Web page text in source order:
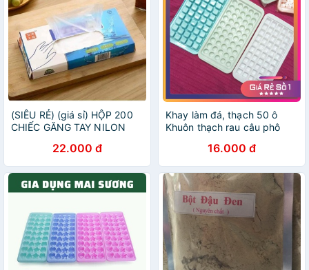
(SIÊU RẺ) (giá sỉ) HỘP 200
CHIẾC GĂNG TAY NILON
BẾP TIỆN DỤNG
22.000 đ
Khay làm đá, thạch 50 ô
Khuôn thạch rau câu phô
16.000 đ